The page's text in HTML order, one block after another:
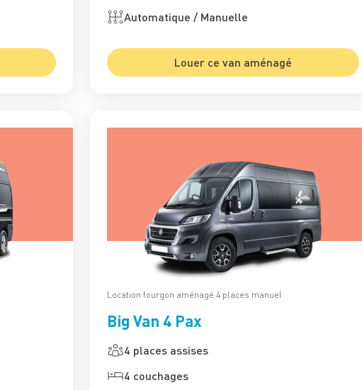
Automatique / Manuelle
Louer ce van aménagé
Location fourgon aménagé 4 places manuel
Big Van 4 Pax
4 places assises
4 couchages